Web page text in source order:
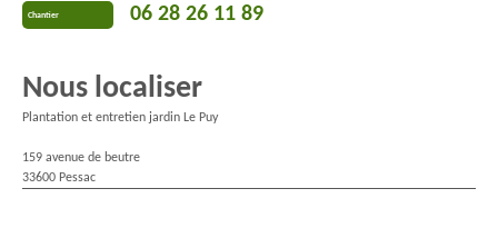
Chantier 06 28 26 11 89
Nous localiser
Plantation et entretien jardin Le Puy
159 avenue de beutre
33600 Pessac